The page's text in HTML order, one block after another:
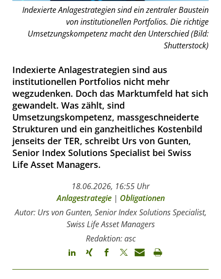
Indexierte Anlagestrategien sind ein zentraler Baustein
von institutionellen Portfolios. Die richtige
Umsetzungskompetenz macht den Unterschied (Bild:
Shutterstock)
Indexierte Anlagestrategien sind aus
institutionellen Portfolios nicht mehr
wegzudenken. Doch das Marktumfeld hat sich
gewandelt. Was zählt, sind
Umsetzungskompetenz, massgeschneiderte
Strukturen und ein ganzheitliches Kostenbild
jenseits der TER, schreibt Urs von Gunten,
Senior Index Solutions Specialist bei Swiss
Life Asset Managers.
18.06.2026, 16:55 Uhr
Anlagestrategie| Obligationen
Autor: Urs von Gunten, Senior Index Solutions Specialist,
Swiss Life Asset Managers
Redaktion: asc